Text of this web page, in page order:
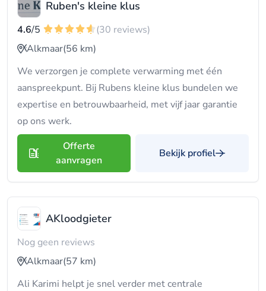
Ruben's kleine klus
4.6/5
(30 reviews)
Alkmaar(56 km)
We verzorgen je complete verwarming met één
aanspreekpunt. Bij Rubens kleine klus bundelen we
expertise en betrouwbaarheid, met vijf jaar garantie
op ons werk.
Offerte
aanvragen
Bekijk profiel
AKloodgieter
Nog geen reviews
Alkmaar(57 km)
Ali Karimi helpt je snel verder met centrale